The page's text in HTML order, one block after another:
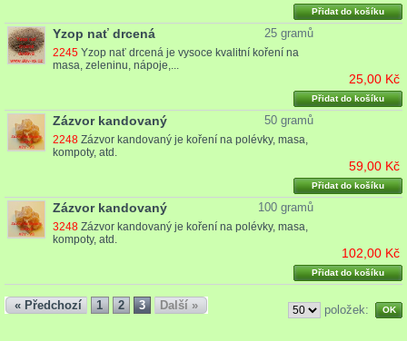
Přidat do košíku
Yzop nať drcená 25 gramů
2245 Yzop nať drcená je vysoce kvalitní koření na
masa, zeleninu, nápoje,...
25,00 Kč
Přidat do košíku
Zázvor kandovaný 50 gramů
2248 Zázvor kandovaný je koření na polévky, masa,
kompoty, atd.
59,00 Kč
Přidat do košíku
Zázvor kandovaný 100 gramů
3248 Zázvor kandovaný je koření na polévky, masa,
kompoty, atd.
102,00 Kč
Přidat do košíku
« Předchozí 1 2 3 Další » položek: